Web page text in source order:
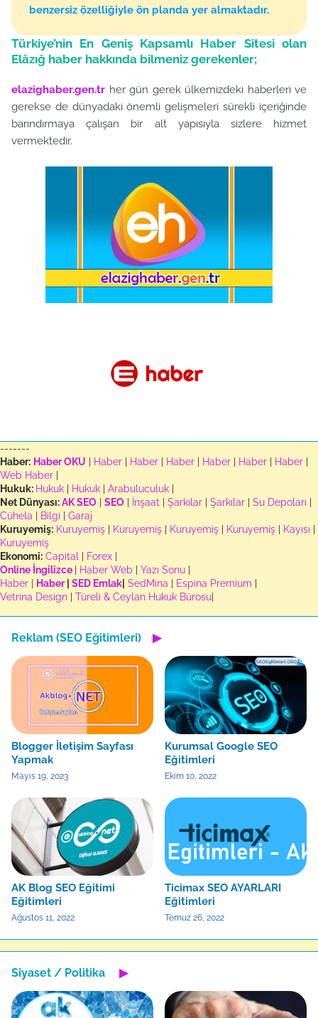
benzersiz özelliğiyle ön planda yer almaktadır.
Türkiye’nin En Geniş Kapsamlı Haber Sitesi olan
Elâzığ haber hakkında bilmeniz gerekenler;
elazighaber.gen.tr her gün gerek ülkemizdeki haberleri ve
gerekse de dünyadaki önemli gelişmeleri sürekli içeriğinde
barındırmaya çalışan bir alt yapısıyla sizlere hizmet
vermektedir.
-------
Haber: Haber OKU Haber Haber Haber Haber Haber Haber
Web Haber
Hukuk: Hukuk Hukuk Arabuluculuk
Net Dünyası:AK SEO SEO İnşaat Şarkılar Şarkılar Su Depoları
Cühela
Bilgi
Garaj
Kuruyemiş: Kuruyemiş Kuruyemiş Kuruyemiş Kuruyemiş Kayısı
Kuruyemiş
Ekonomi: Capital Forex
Online İngilizce
Haber Web Yazı Sonu
Haber
Haber| SED Emlak SedMina Espina Premium
Vetrina Design
Türeli & Ceylan Hukuk Bürosu
Reklam (SEO Eğitimleri) ▶
Blogger İletişim Sayfası
Yapmak
Mayıs 19, 2023
Kurumsal Google SEO
Eğitimleri
Ekim 10, 2022
AK Blog SEO Eğitimi
Eğitimleri
Ağustos 11, 2022
Ticimax SEO AYARLARI
Eğitimleri
Temuz 26, 2022
Siyaset / Politika ▶